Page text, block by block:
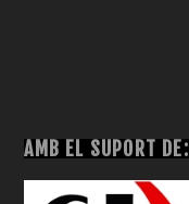
AMB EL SUPORT DE: